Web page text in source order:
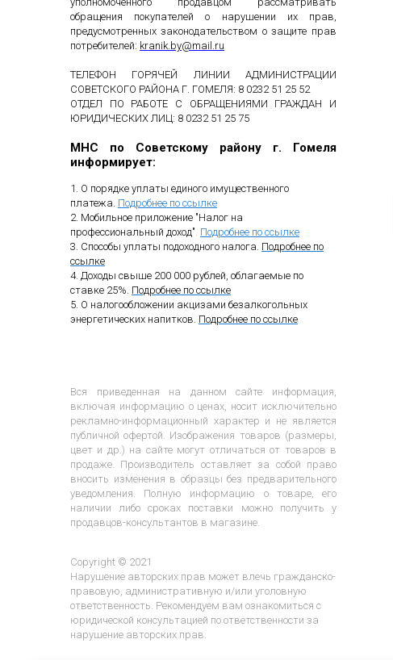
обращения покупателей о нарушении их прав,
предусмотренных законодательством о защите прав
потребителей: kranik.by@mail .ru
ТЕЛЕФОН ГОРЯЧЕЙ ЛИНИИ АДМИНИСТРАЦИИ
СОВЕТСКОГО РАЙОНА Г. ГОМЕЛЯ: 8 0232 51 25 52
ОТДЕЛ ПО РАБОТЕ С ОБРАЩЕНИЯМИ ГРАЖДАН И
ЮРИДИЧЕСКИХ ЛИЦ: 8 0232 51 25 75
МНС по Советскому району г. Гомеля
информирует:
1. О порядке уплаты единого имущественного
платежа. Подробнее по ссылке
2. Мобильное приложение "Налог на
профессиональный доход". Подробнее по ссылке
3. Способы уплаты подоходного налога. Подробнее по
ссылке
4. Доходы свыше 200 000 рублей, облагаемые по
ставке 25%. Подробнее по ссылке
5. О налогообложении акцизами безалкогольных
энергетических напитков. Подробнее по ссылке
Вся приведенная на данном сайте информация,
включая информацию о ценах, носит исключительно
рекламно-информационный характер и не является
публичной офертой. Изображения товаров (размеры,
цвет и др.) на сайте могут отличаться от товаров в
продаже. Производитель оставляет за собой право
вносить изменения в образцы без предварительного
уведомления. Полную информацию о товаре, его
наличии либо сроках поставки можно получить у
продавцов-консультантов в магазине.
Copyright © 2021
Нарушение авторских прав может влечь гражданско-
правовую, административную и/или уголовную
ответственность. Рекомендуем вам ознакомиться с
юридической консультацией по ответственности за
нарушение авторских прав.